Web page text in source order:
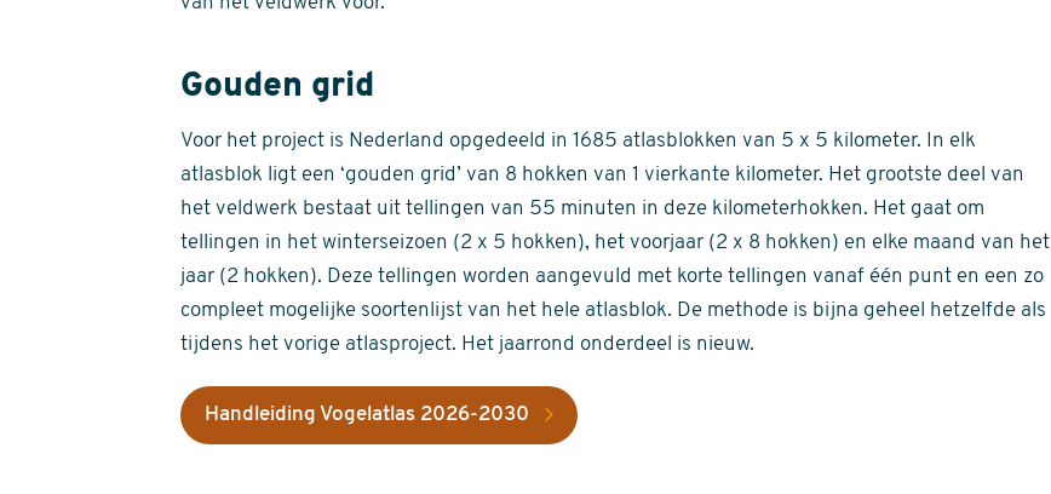
Gouden grid
Voor het project is Nederland opgedeeld in 1685 atlasblokken van 5 x 5 kilometer. In elk
atlasblok ligt een ‘gouden grid’ van 8 hokken van 1 vierkante kilometer. Het grootste deel van
het veldwerk bestaat uit tellingen van 55 minuten in deze kilometerhokken. Het gaat om
tellingen in het winterseizoen (2 x 5 hokken), het voorjaar (2 x 8 hokken) en elke maand van het
jaar (2 hokken). Deze tellingen worden aangevuld met korte tellingen vanaf één punt en een zo
compleet mogelijke soortenlijst van het hele atlasblok. De methode is bijna geheel hetzelfde als
tijdens het vorige atlasproject. Het jaarrond onderdeel is nieuw.
Handleiding Vogelatlas 2026-2030